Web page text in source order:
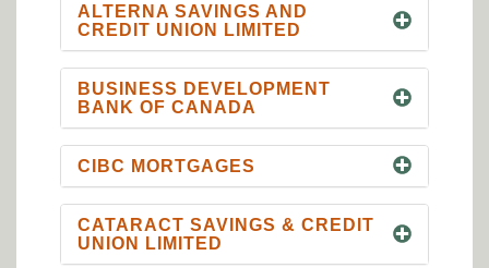
ALTERNA SAVINGS AND
CREDIT UNION LIMITED
BUSINESS DEVELOPMENT
BANK OF CANADA
CIBC MORTGAGES
CATARACT SAVINGS & CREDIT
UNION LIMITED